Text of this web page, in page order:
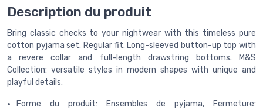
Description du produit
Bring classic checks to your nightwear with this timeless pure
cotton pyjama set. Regular fit. Long-sleeved button-up top with
a revere collar and full-length drawstring bottoms. M&S
Collection: versatile styles in modern shapes with unique and
playful details.
Forme du produit: Ensembles de pyjama, Fermeture: